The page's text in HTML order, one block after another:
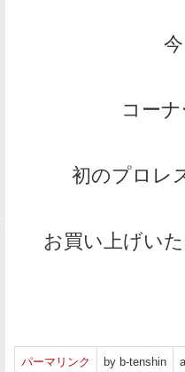
コー
初のプロレ
お買い上げい
パーマリンク by b-tenshin